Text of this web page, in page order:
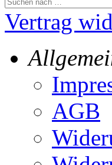
Vertrag
AGB